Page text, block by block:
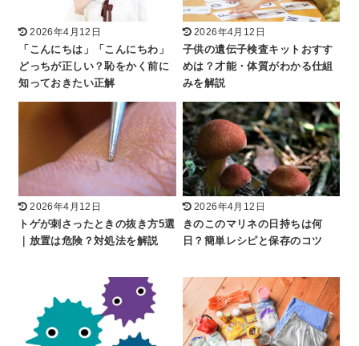
2026年4月12日
「こんにちは」「こんにちわ」
どっちが正しい？恥をかく前に
知っておきたい正解
2026年4月12日
子供の遺伝子検査キットおすす
めは？才能・体質がわかる仕組
みを解説
2026年4月12日
トゲが刺さったときの抜き方5選
｜放置は危険？対処法を解説
2026年4月12日
きのこのマリネの日持ちは何
日？簡単レシピと保存のコツ